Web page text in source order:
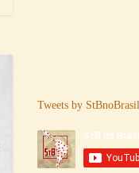
Tweets by StBnoBrasil